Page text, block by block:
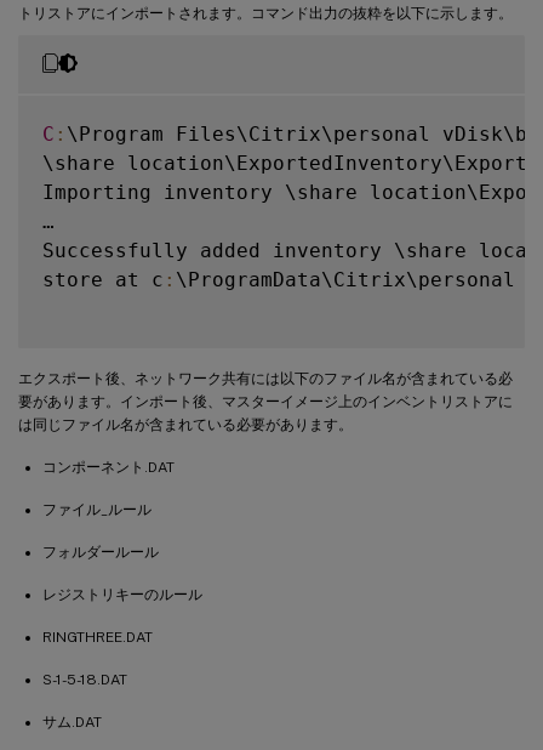
トリストアにインポートされます。コマンド出力の抜粋を以下に示します。
C : \Program Files\Citrix\personal
\share
Importing inventory \share
…
Successfully added inventory \share
store at c : \ProgramData\Citrix\personal
エクスポート後、ネットワーク共有には以下のファイル名が含まれている必
要があります。インポート後、マスターイメージ上のインベントリストアに
は同じファイル名が含まれている必要があります。
コンポーネント.DAT
ファイル_ルール
フォルダールール
レジストリキーのルール
RINGTHREE.DAT
S-1-5-18.DAT
サム.DAT